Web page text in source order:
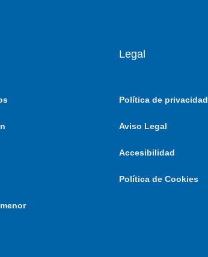
Legal
Política de privacidad
Aviso Legal
Accesibilidad
Política de Cookies